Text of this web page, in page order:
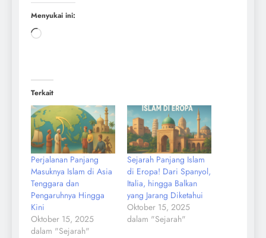
Menyukai ini:
Terkait
Perjalanan Panjang
Masuknya Islam di Asia
Tenggara dan
Pengaruhnya Hingga
Kini
Oktober 15, 2025
dalam "Sejarah"
Sejarah Panjang Islam
di Eropa! Dari Spanyol,
Italia, hingga Balkan
yang Jarang Diketahui
Oktober 15, 2025
dalam "Sejarah"